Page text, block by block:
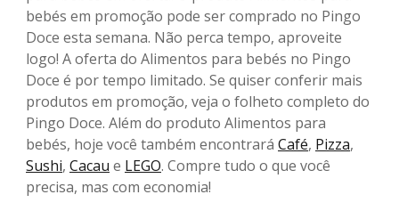
bebés em promoção pode ser comprado no Pingo
Doce esta semana. Não perca tempo, aproveite
logo! A oferta do Alimentos para bebés no Pingo
Doce é por tempo limitado. Se quiser conferir mais
produtos em promoção, veja o folheto completo do
Pingo Doce. Além do produto Alimentos para
bebés, hoje você também encontrará Café, Pizza,
Sushi, Cacau e LEGO. Compre tudo o que você
precisa, mas com economia!